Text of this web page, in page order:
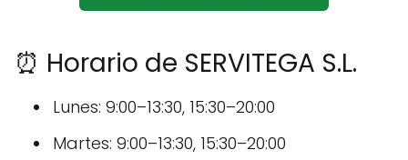
⏰ Horario de SERVITEGA S.L.
Lunes: 9:00–13:30, 15:30–20:00
Martes: 9:00–13:30, 15:30–20:00